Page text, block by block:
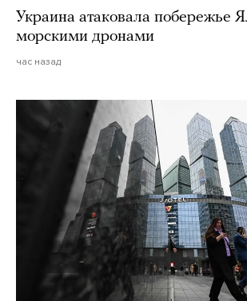
Украина атаковала побережье
морскими дронами
час назад